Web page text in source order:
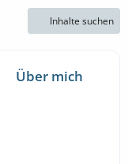
Inhalte suchen
Über mich